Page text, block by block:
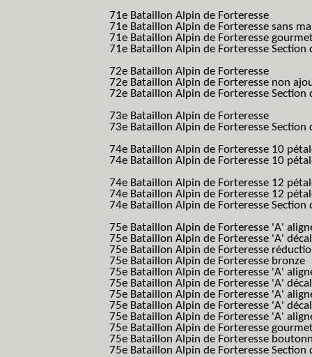
71e Bataillon Alpin de Forteresse
71e Bataillon Alpin de Forteresse sans
71e Bataillon Alpin de Forteresse
71e Bataillon Alpin de Forteresse
72e Bataillon Alpin de Forteresse
72e Bataillon Alpin de Forteresse non
72e Bataillon Alpin de Forteresse
73e Bataillon Alpin de Forteresse
73e Bataillon Alpin de Forteresse
74e Bataillon Alpin de Forteresse 10
74e Bataillon Alpin de Forteresse 10
74e Bataillon Alpin de Forteresse 12
74e Bataillon Alpin de Forteresse 12
74e Bataillon Alpin de Forteresse
75e Bataillon Alpin de Forteresse 'A'
75e Bataillon Alpin de Forteresse 'A'
75e Bataillon Alpin de Forteresse
75e Bataillon Alpin de Forteresse bronze
75e Bataillon Alpin de Forteresse 'A'
75e Bataillon Alpin de Forteresse 'A'
75e Bataillon Alpin de Forteresse 'A'
75e Bataillon Alpin de Forteresse 'A'
75e Bataillon Alpin de Forteresse 'A'
75e Bataillon Alpin de Forteresse
75e Bataillon Alpin de Forteresse
75e Bataillon Alpin de Forteresse